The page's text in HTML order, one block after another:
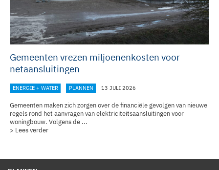
Gemeenten vrezen miljoenenkosten voor
netaansluitingen
ENERGIE + WATER PLANNEN 13 JULI 2026
Gemeenten maken zich zorgen over de financiële gevolgen van nieuwe
regels rond het aanvragen van elektriciteitsaansluitingen voor
woningbouw. Volgens de ...
> Lees verder